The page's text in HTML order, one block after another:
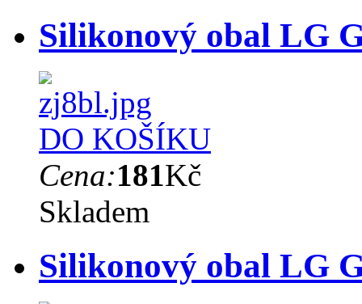
Silikonový obal LG
DO KOŠÍKU
Cena:181Kč
Skladem
Silikonový obal LG